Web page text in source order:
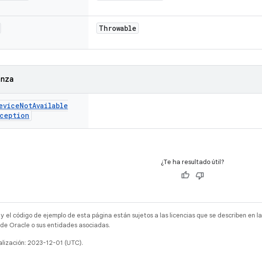
Throwable
NotAvailable
¿Te ha resultado útil?
el código de ejemplo de esta página están sujetos a las licencias que se describen en la
Oracle o sus entidades asociadas.
2023-12-01 (UTC).